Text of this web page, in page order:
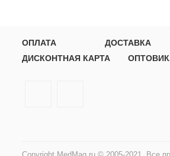
ОПЛАТА ДОСТАВКА
ДИСКОНТНАЯ КАРТА